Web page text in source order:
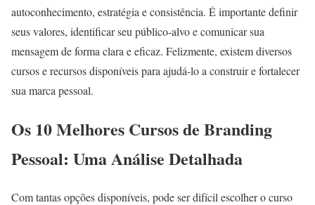
autoconhecimento, estratégia e consistência. É importante definir
seus valores, identificar seu público-alvo e comunicar sua
mensagem de forma clara e eficaz. Felizmente, existem diversos
cursos e recursos disponíveis para ajudá-lo a construir e fortalecer
sua marca pessoal.
Os 10 Melhores Cursos de Branding
Pessoal: Uma Análise Detalhada
Com tantas opções disponíveis, pode ser difícil escolher o curso